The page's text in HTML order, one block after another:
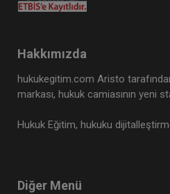
Hakkımızda
hukukegitim.com Aristo
markası, hukuk camiasının yeni
Hukuk Eğitim, hukuku
Diğer Menü